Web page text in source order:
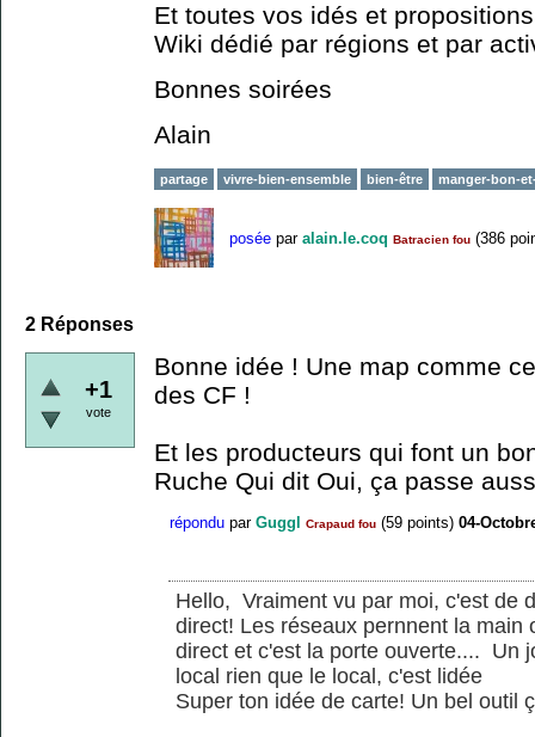
Et toutes vos idés et
Wiki dédié par régions et par
Bonnes soirées
Alain
partage vivre-bien-ensemble bien-être manger-bon-
posée par alain.le.coq Batracien fou (386
2 Réponses
+1
vote
Bonne idée ! Une map comme
des CF !
Et les producteurs qui font un
Ruche Qui dit Oui, ça passe
répondu par Guggl Crapaud fou (59 points) 04-
Hello, Vraiment vu par moi, c'est de
direct! Les réseaux pernnent la
direct et c'est la porte ouverte.... Un
local rien que le local, c'est lidée
Super ton idée de carte! Un bel outil